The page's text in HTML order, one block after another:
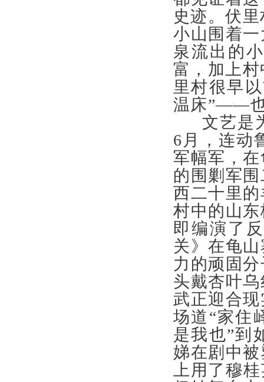
史迹。伏
小山围着
泉流出的
富，加上
里村很早
温床”——
文艺是
6月，连动
军幅军，
的围剿军
西二十里
村中的山
即编演了
关》在龟
力的顽固
头戴杏叶
武正迎合
场道“家住
是我也”到
娣在剧中
上用了穆